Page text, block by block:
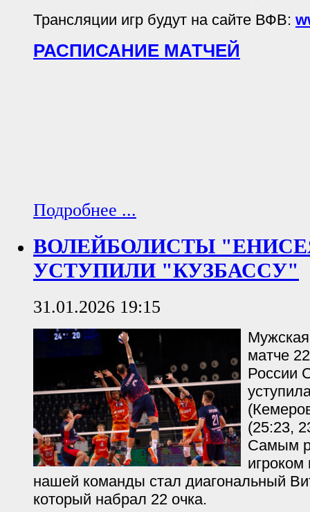
Трансляции игр будут на сайте ВФВ:
РАСПИСАНИЕ МАТЧЕЙ
Подробнее ...
ВОЛЕЙБОЛИСТЫ
УСТУПИЛИ "КУЗБАССУ"
31.01.2026 19:15
матче
России
(25:23,
Самым
игроком
нашей команды стал диагональный
который набрал 22 очка.